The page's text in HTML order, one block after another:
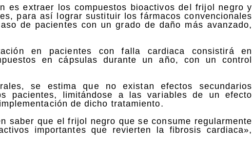
es extraer los compuestos bioactivos del frijol negro y
para así lograr sustituir los fármacos convencionales
de pacientes con un grado de daño más avanzado,
en pacientes con falla cardiaca consistirá en
en cápsulas durante un año, con un control
se estima que no existan efectos secundarios
pacientes, limitándose a las variables de un efecto
de dicho tratamiento.
saber que el frijol negro que se consume regularmente
importantes que revierten la fibrosis cardiaca»,